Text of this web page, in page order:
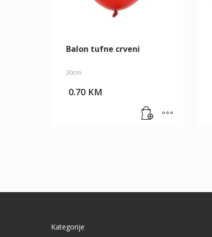
Balon tufne crveni
30cm
0.70 KM
Kategorije